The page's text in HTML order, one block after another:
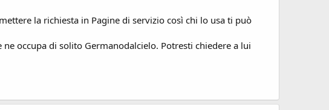
la richiesta in Pagine di servizio così chi lo usa ti può
occupa di solito Germanodalcielo. Potresti chiedere a lui